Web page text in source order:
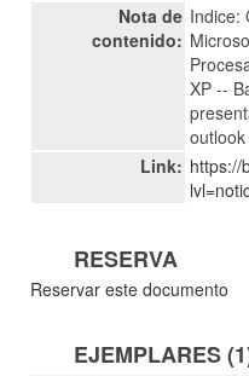
Nota de
contenido:
Indice:
XP --
outlook
Link: https://
RESERVA
Reservar este documento
EJEMPLARES